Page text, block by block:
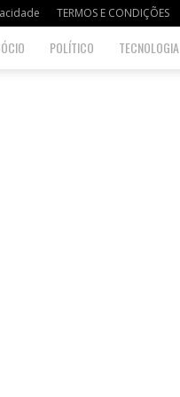
TERMOS E CONDIÇÕES
POLÍTICO TECNOLOGIA